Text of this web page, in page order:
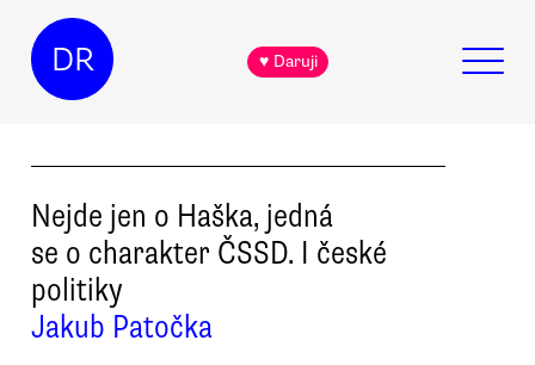
DR ♥ Daruji
Nejde jen o Haška, jedná
se o charakter ČSSD. I české
politiky
Jakub Patočka